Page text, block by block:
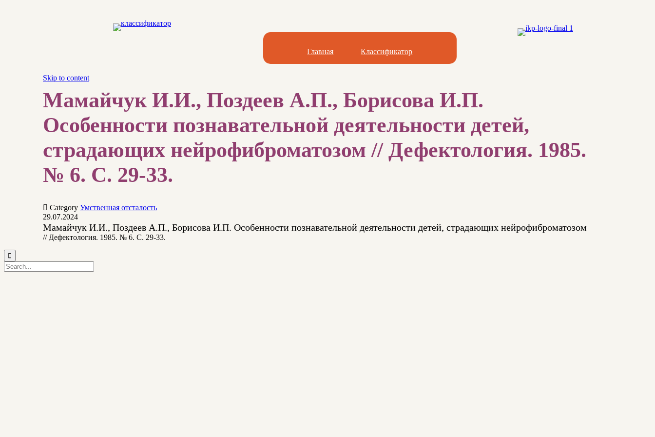
Главная Классификатор
Skip to content
Мамайчук И.И., Поздеев А.П., Борисова И.П.
Особенности познавательной деятельности детей,
страдающих нейрофиброматозом // Дефектология. 1985.
№ 6. С. 29-33.
 Category Умственная отсталость
29.07.2024
Мамайчук И.И., Поздеев А.П., Борисова И.П. Особенности познавательной деятельности детей, страдающих нейрофиброматозом
// Дефектология. 1985. № 6. С. 29-33.
